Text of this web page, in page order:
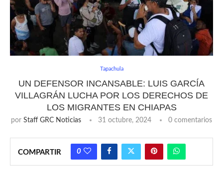
Tapachula
UN DEFENSOR INCANSABLE: LUIS GARCÍA
VILLAGRÁN LUCHA POR LOS DERECHOS DE
LOS MIGRANTES EN CHIAPAS
por Staff GRC Noticias 31 octubre, 2024 0 comentarios
COMPARTIR 0